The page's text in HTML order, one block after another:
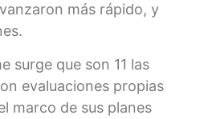
más rápido, y
surge que son 11 las
evaluaciones propias
marco de sus planes